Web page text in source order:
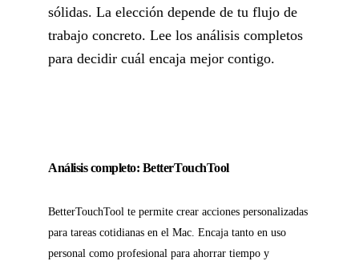
sólidas. La elección depende de tu flujo de
trabajo concreto. Lee los análisis completos
para decidir cuál encaja mejor contigo.
Análisis completo: BetterTouchTool
BetterTouchTool te permite crear acciones personalizadas
para tareas cotidianas en el Mac. Encaja tanto en uso
personal como profesional para ahorrar tiempo y